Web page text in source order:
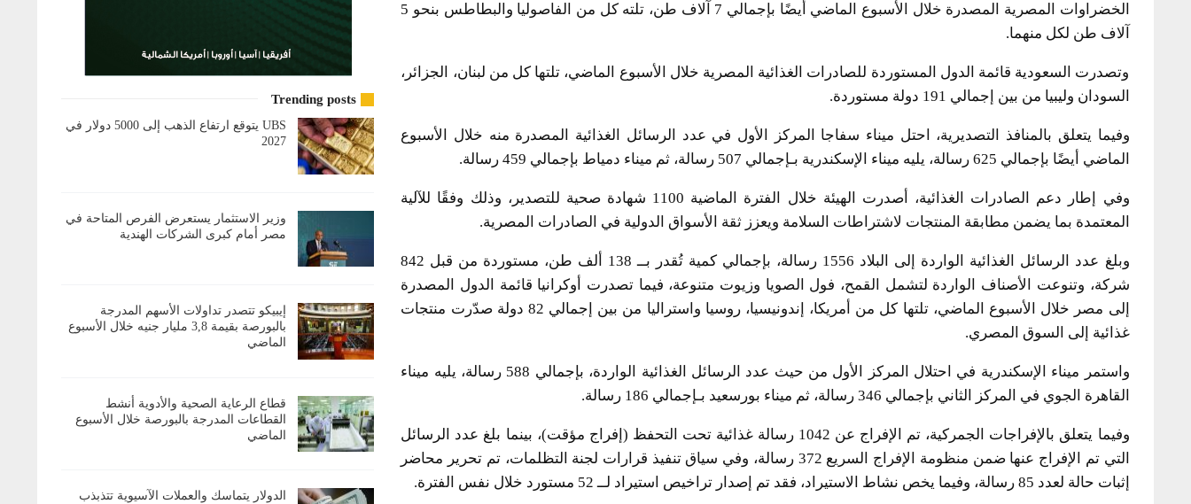
الخضراوات المصرية المصدرة خلال الأسبوع الماضي أيضًا بإجمالي 7 آلاف طن، تلته كل من الفاصوليا والبطاطس بنحو 5
آلاف طن لكل منهما.
وتصدرت السعودية قائمة الدول المستوردة للصادرات الغذائية المصرية خلال الأسبوع الماضي، تلتها كل من لبنان، الجزائر،
السودان وليبيا من بين إجمالي 191 دولة مستوردة.
وفيما يتعلق بالمنافذ التصديرية، احتل ميناء سفاجا المركز الأول في عدد الرسائل الغذائية المصدرة منه خلال الأسبوع
الماضي أيضًا بإجمالي 625 رسالة، يليه ميناء الإسكندرية بـإجمالي 507 رسالة، ثم ميناء دمياط بإجمالي 459 رسالة.
وفي إطار دعم الصادرات الغذائية، أصدرت الهيئة خلال الفترة الماضية 1100 شهادة صحية للتصدير، وذلك وفقًا للآلية
المعتمدة بما يضمن مطابقة المنتجات لاشتراطات السلامة ويعزز ثقة الأسواق الدولية في الصادرات المصرية.
وبلغ عدد الرسائل الغذائية الواردة إلى البلاد 1556 رسالة، بإجمالي كمية تُقدر بــ 138 ألف طن، مستوردة من قبل 842
شركة، وتنوعت الأصناف الواردة لتشمل القمح، فول الصويا وزيوت متنوعة، فيما تصدرت أوكرانيا قائمة الدول المصدرة
إلى مصر خلال الأسبوع الماضي، تلتها كل من أمريكا، إندونيسيا، روسيا واستراليا من بين إجمالي 82 دولة صدّرت منتجات
غذائية إلى السوق المصري.
واستمر ميناء الإسكندرية في احتلال المركز الأول من حيث عدد الرسائل الغذائية الواردة، بإجمالي 588 رسالة، يليه ميناء
القاهرة الجوي في المركز الثاني بإجمالي 346 رسالة، ثم ميناء بورسعيد بـإجمالي 186 رسالة.
وفيما يتعلق بالإفراجات الجمركية، تم الإفراج عن 1042 رسالة غذائية تحت التحفظ (إفراج مؤقت)، بينما بلغ عدد الرسائل
التي تم الإفراج عنها ضمن منظومة الإفراج السريع 372 رسالة، وفي سياق تنفيذ قرارات لجنة التظلمات، تم تحرير محاضر
إثبات حالة لعدد 85 رسالة، وفيما يخص نشاط الاستيراد، فقد تم إصدار تراخيص استيراد لــ 52 مستورد خلال نفس الفترة.
Trending posts
UBS يتوقع ارتفاع الذهب إلى 5000 دولار في
2027
وزير الاستثمار يستعرض الفرص المتاحة في
مصر أمام كبرى الشركات الهندية
إيبيكو تتصدر تداولات الأسهم المدرجة
بالبورصة بقيمة 3,8 مليار جنيه خلال الأسبوع
الماضي
قطاع الرعاية الصحية والأدوية أنشط
القطاعات المدرجة بالبورصة خلال الأسبوع
الماضي
الدولار يتماسك والعملات الآسيوية تتذبذب